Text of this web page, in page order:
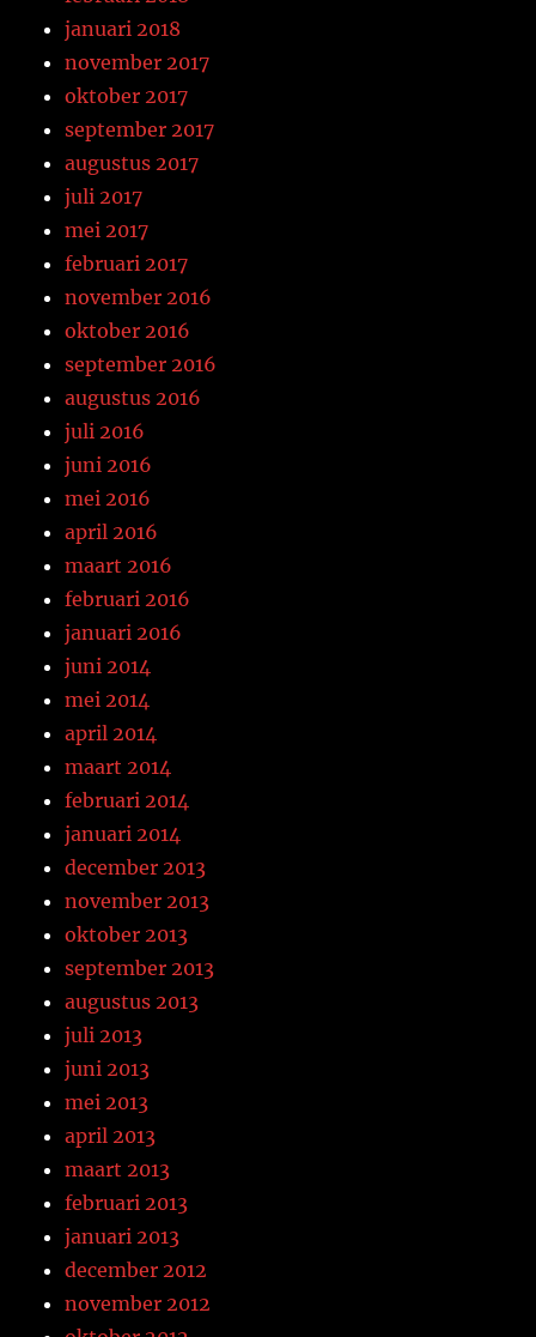
januari 2018
november 2017
oktober 2017
september 2017
augustus 2017
juli 2017
mei 2017
februari 2017
november 2016
oktober 2016
september 2016
augustus 2016
juli 2016
juni 2016
mei 2016
april 2016
maart 2016
februari 2016
januari 2016
juni 2014
mei 2014
april 2014
maart 2014
februari 2014
januari 2014
december 2013
november 2013
oktober 2013
september 2013
augustus 2013
juli 2013
juni 2013
mei 2013
april 2013
maart 2013
februari 2013
januari 2013
december 2012
november 2012